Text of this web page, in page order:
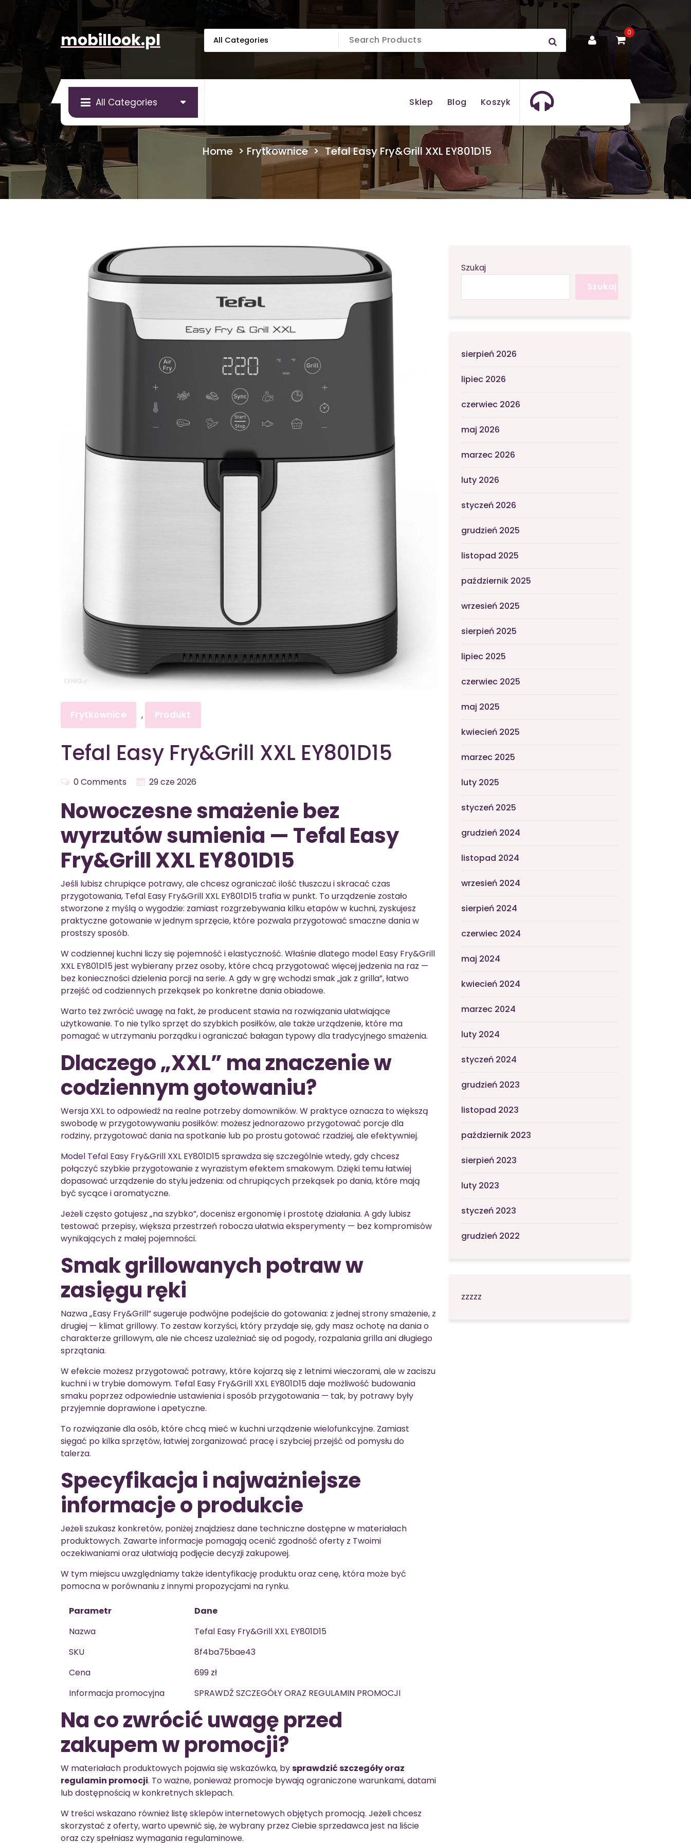
mobillook.pl 0
All Categories Sklep Blog Koszyk
Home > Frytkownice> Tefal Easy Fry&Grill XXL EY801D15
Frytkownice , Produkt
Tefal Easy Fry&Grill XXL EY801D15
0 Comments 29 cze 2026
Nowoczesne smażenie bez
wyrzutów sumienia — Tefal Easy
Fry&Grill XXL EY801D15
Jeśli lubisz chrupiące potrawy, ale chcesz ograniczać ilość tłuszczu i skracać czas
przygotowania, Tefal Easy Fry&Grill XXL EY801D15 trafia w punkt. To urządzenie zostało
stworzone z myślą o wygodzie: zamiast rozgrzebywania kilku etapów w kuchni, zyskujesz
praktyczne gotowanie w jednym sprzęcie, które pozwala przygotować smaczne dania w
prostszy sposób.
W codziennej kuchni liczy się pojemność i elastyczność. Właśnie dlatego model Easy Fry&Grill
XXL EY801D15 jest wybierany przez osoby, które chcą przygotować więcej jedzenia na raz —
bez konieczności dzielenia porcji na serie. A gdy w grę wchodzi smak „jak z grilla”, łatwo
przejść od codziennych przekąsek po konkretne dania obiadowe.
Warto też zwrócić uwagę na fakt, że producent stawia na rozwiązania ułatwiające
użytkowanie. To nie tylko sprzęt do szybkich posiłków, ale także urządzenie, które ma
pomagać w utrzymaniu porządku i ograniczać bałagan typowy dla tradycyjnego smażenia.
Dlaczego „XXL” ma znaczenie w
codziennym gotowaniu?
Wersja XXL to odpowiedź na realne potrzeby domowników. W praktyce oznacza to większą
swobodę w przygotowywaniu posiłków: możesz jednorazowo przygotować porcje dla
rodziny, przygotować dania na spotkanie lub po prostu gotować rzadziej, ale efektywniej.
Model Tefal Easy Fry&Grill XXL EY801D15 sprawdza się szczególnie wtedy, gdy chcesz
połączyć szybkie przygotowanie z wyrazistym efektem smakowym. Dzięki temu łatwiej
dopasować urządzenie do stylu jedzenia: od chrupiących przekąsek po dania, które mają
być sycące i aromatyczne.
Jeżeli często gotujesz „na szybko”, docenisz ergonomię i prostotę działania. A gdy lubisz
testować przepisy, większa przestrzeń robocza ułatwia eksperymenty — bez kompromisów
wynikających z małej pojemności.
Smak grillowanych potraw w
zasięgu ręki
Nazwa „Easy Fry&Grill” sugeruje podwójne podejście do gotowania: z jednej strony smażenie, z
drugiej — klimat grillowy. To zestaw korzyści, który przydaje się, gdy masz ochotę na dania o
charakterze grillowym, ale nie chcesz uzależniać się od pogody, rozpalania grilla ani długiego
sprzątania.
W efekcie możesz przygotować potrawy, które kojarzą się z letnimi wieczorami, ale w zaciszu
kuchni i w trybie domowym. Tefal Easy Fry&Grill XXL EY801D15 daje możliwość budowania
smaku poprzez odpowiednie ustawienia i sposób przygotowania — tak, by potrawy były
przyjemnie doprawione i apetyczne.
To rozwiązanie dla osób, które chcą mieć w kuchni urządzenie wielofunkcyjne. Zamiast
sięgać po kilka sprzętów, łatwiej zorganizować pracę i szybciej przejść od pomysłu do
talerza.
Specyfikacja i najważniejsze
informacje o produkcie
Jeżeli szukasz konkretów, poniżej znajdziesz dane techniczne dostępne w materiałach
produktowych. Zawarte informacje pomagają ocenić zgodność oferty z Twoimi
oczekiwaniami oraz ułatwiają podjęcie decyzji zakupowej.
W tym miejscu uwzględniamy także identyfikację produktu oraz cenę, która może być
pomocna w porównaniu z innymi propozycjami na rynku.
Parametr
Dane
Nazwa
Tefal Easy Fry&Grill XXL EY801D15
SKU
8f4ba75bae43
Cena
699 zł
Informacja promocyjna
SPRAWDŹ SZCZEGÓŁY ORAZ REGULAMIN PROMOCJI
Na co zwrócić uwagę przed
zakupem w promocji?
W materiałach produktowych pojawia się wskazówka, bysprawdzić szczegóły oraz
regulamin promocji. To ważne, ponieważ promocje bywają ograniczone warunkami, datami
lub dostępnością w konkretnych sklepach.
W treści wskazano również listę sklepów internetowych objętych promocją. Jeżeli chcesz
skorzystać z oferty, warto upewnić się, że wybrany przez Ciebie sprzedawca jest na liście
oraz czy spełniasz wymagania regulaminowe.
Szukaj
Szukaj
sierpień 2026
lipiec 2026
czerwiec 2026
maj 2026
marzec 2026
luty 2026
styczeń 2026
grudzień 2025
listopad 2025
październik 2025
wrzesień 2025
sierpień 2025
lipiec 2025
czerwiec 2025
maj 2025
kwiecień 2025
marzec 2025
luty 2025
styczeń 2025
grudzień 2024
listopad 2024
wrzesień 2024
sierpień 2024
czerwiec 2024
maj 2024
kwiecień 2024
marzec 2024
luty 2024
styczeń 2024
grudzień 2023
listopad 2023
październik 2023
sierpień 2023
luty 2023
styczeń 2023
grudzień 2022
zzzzz